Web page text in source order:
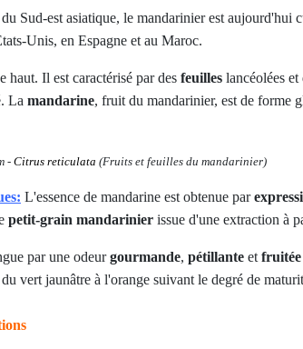
Sud-est asiatique, le mandarinier est aujourd'hui
Unis, en Espagne et au Maroc.
haut. Il est caractérisé par des feuilles lancéolées
La mandarine, fruit du mandarinier, est de forme
-Citrus reticulata (Fruits et feuilles du mandarinier)
L'essence de mandarine est obtenue par
petit-grain mandarinier issue d'une extraction à
par une odeurgourmande, pétillante et fruitée
vert jaunâtre à l'orange suivant le degré de